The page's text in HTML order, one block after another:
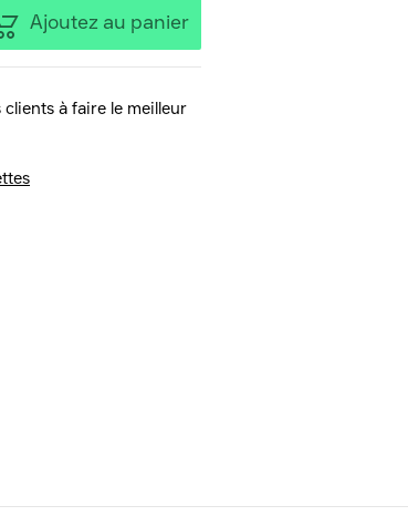
Ajoutez au panier
à faire le meilleur